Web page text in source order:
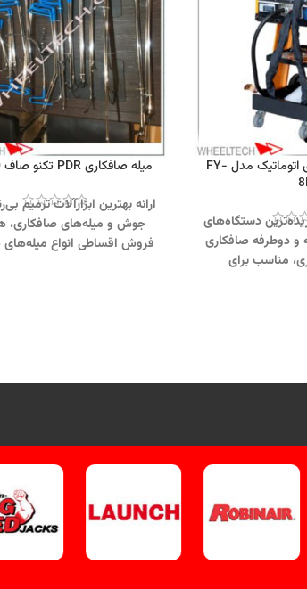
نقطه جوش صافکاری اتوماتیک مدل FY-
دستگاه‌های
دو‌طرفه صافکاری
مناسب برای
و صنعتی.
میله صافکاری PDR تکنو صاف 60 پارچه
ارائه بهترین ابزارآلات ترمیم
جوش و میله‌های صافکاری،
فروش اقساطی انواع میله‌های